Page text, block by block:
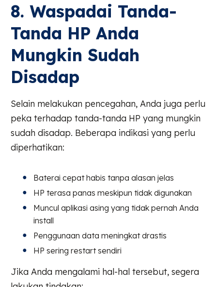
8. Waspadai Tanda-
Tanda HP Anda
Mungkin Sudah
Disadap
Selain melakukan pencegahan, Anda juga perlu
peka terhadap tanda-tanda HP yang mungkin
sudah disadap. Beberapa indikasi yang perlu
diperhatikan:
Baterai cepat habis tanpa alasan jelas
HP terasa panas meskipun tidak digunakan
Muncul aplikasi asing yang tidak pernah Anda
install
Penggunaan data meningkat drastis
HP sering restart sendiri
Jika Anda mengalami hal-hal tersebut, segera